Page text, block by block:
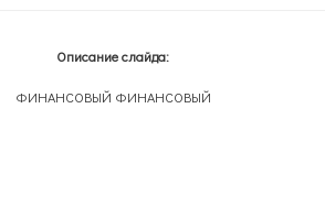
Описание слайда:
ФИНАНСОВЫЙ ФИНАНСОВЫЙ